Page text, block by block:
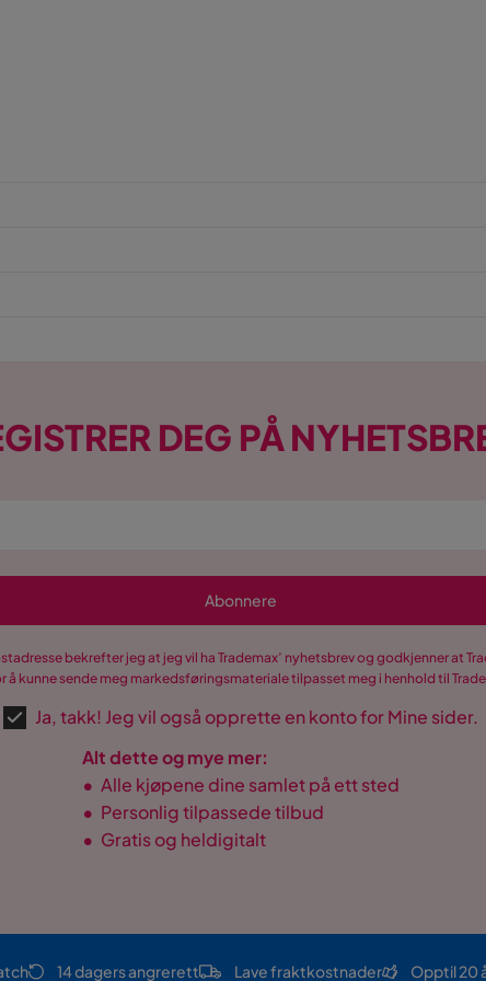
DEG PÅ
Abonnere
bekrefter jeg at jeg vil ha Trademax’ nyhetsbrev og godkjenner at
å kunne sende meg markedsføringsmateriale tilpasset meg i henhold til
Ja, takk! Jeg vil også opprette en konto for Mine sider.
Alt dette og mye mer:
• Alle kjøpene dine samlet på ett sted
• Personlig tilpassede tilbud
• Gratis og heldigitalt
14 dagers angrerett Lave fraktkostnader Opptil 20